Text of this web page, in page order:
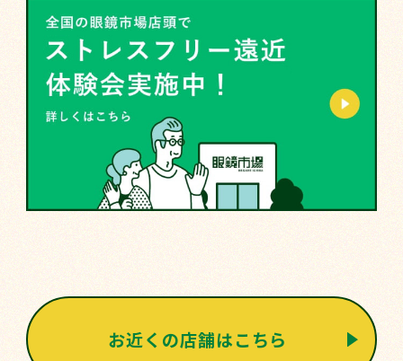
お近くの店舗はこちら